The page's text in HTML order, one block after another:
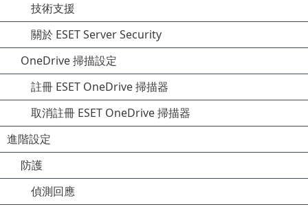
技術支援
關於 ESET Server Security
OneDrive 掃描設定
註冊 ESET OneDrive 掃描器
取消註冊 ESET OneDrive 掃描器
進階設定
防護
偵測回應